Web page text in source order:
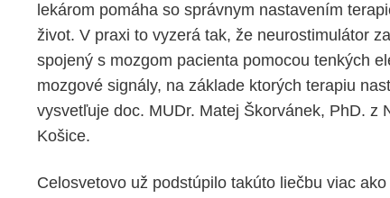
lekárom pomáha so správnym nastavením
život. V praxi to vyzerá tak, že neurostimulátor
spojený s mozgom pacienta pomocou tenkých
mozgové signály, na základe ktorých terapiu
vysvetľuje doc. MUDr. Matej Škorvánek, PhD. z
Košice.
Celosvetovo už podstúpilo takúto liečbu viac